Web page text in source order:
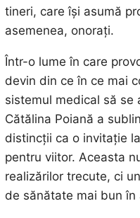
tineri, care își asumă
asemenea, onorați.
Într-o lume în care
devin din ce în ce mai
sistemul medical să se
Cătălina Poiană a
distincții ca o invitație
pentru viitor. Aceasta
realizărilor trecute, ci
de sănătate mai bun în